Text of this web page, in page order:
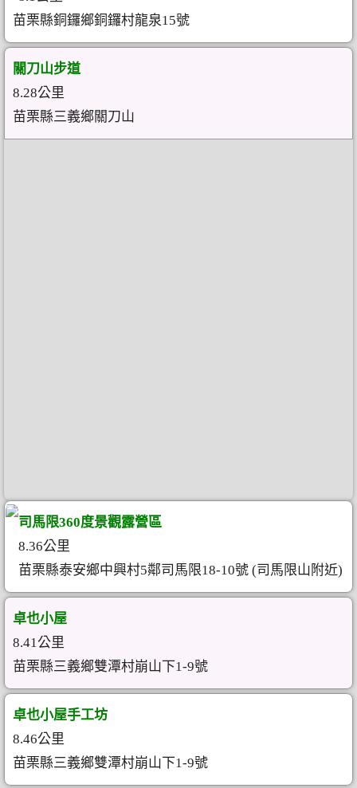
苗栗縣銅鑼鄉銅鑼村龍泉15號
關刀山步道
8.28公里
苗栗縣三義鄉關刀山
司馬限360度景觀露營區
8.36公里
苗栗縣泰安鄉中興村5鄰司馬限18-10號 (司馬限山附近)
卓也小屋
8.41公里
苗栗縣三義鄉雙潭村崩山下1-9號
卓也小屋手工坊
8.46公里
苗栗縣三義鄉雙潭村崩山下1-9號